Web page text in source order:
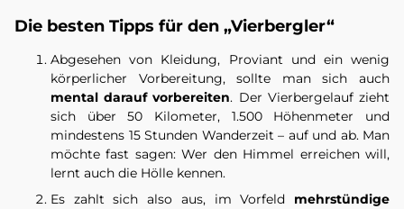
Die besten Tipps für den „Vierbergler“
Abgesehen von Kleidung, Proviant und ein wenig
körperlicher Vorbereitung, sollte man sich auch
mental darauf vorbereiten. Der Vierbergelauf zieht
sich über 50 Kilometer, 1.500 Höhenmeter und
mindestens 15 Stunden Wanderzeit – auf und ab. Man
möchte fast sagen: Wer den Himmel erreichen will,
lernt auch die Hölle kennen.
Es zahlt sich also aus, im Vorfeld mehrstündige